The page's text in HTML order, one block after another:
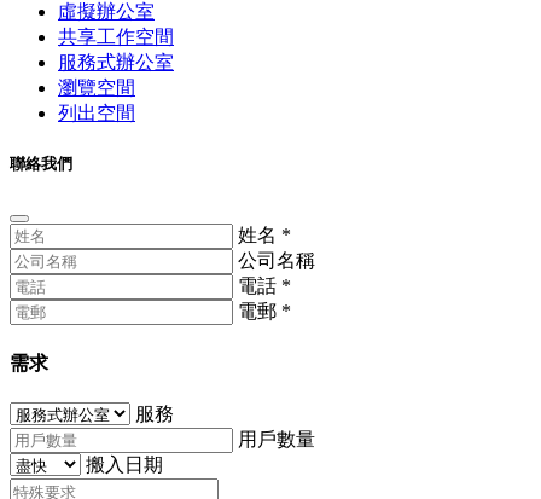
虛擬辦公室
共享工作空間
服務式辦公室
瀏覽空間
列出空間
聯絡我們
姓名 *
公司名稱
電話 *
電郵 *
需求
服務
用戶數量
搬入日期